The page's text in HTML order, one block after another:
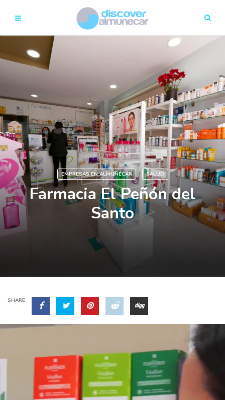
EMPRESAS EN ALMUÑÉCAR SALUD
Farmacia El Peñón del
Santo
SHARE